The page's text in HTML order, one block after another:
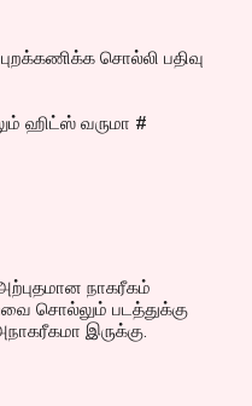
சொல்லி பதிவு
ஹிட்ஸ் வருமா #
நாகரீகம்
சொல்லும் படத்துக்கு
இருக்கு.